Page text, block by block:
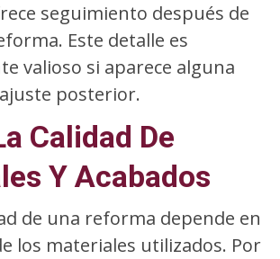
seguimiento después de
Este detalle es
valioso si aparece alguna
posterior.
Calidad De
Y Acabados
de una reforma depende en
los materiales utilizados. Por